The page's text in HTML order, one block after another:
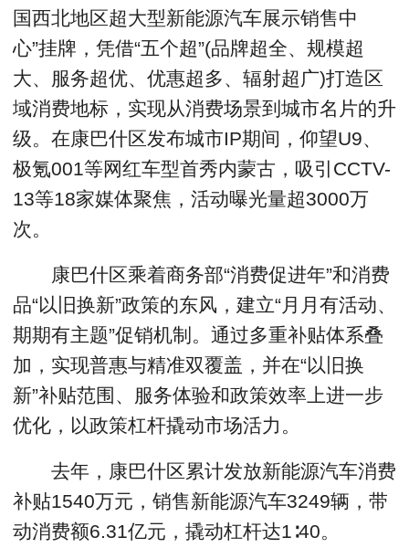
国西北地区超大型新能源汽车展示销售中
心”挂牌，凭借“五个超”(品牌超全、规模超
大、服务超优、优惠超多、辐射超广)打造区
域消费地标，实现从消费场景到城市名片的升
级。在康巴什区发布城市IP期间，仰望U9、
极氪001等网红车型首秀内蒙古，吸引CCTV-
13等18家媒体聚焦，活动曝光量超3000万
次。
康巴什区乘着商务部“消费促进年”和消费
品“以旧换新”政策的东风，建立“月月有活动、
期期有主题”促销机制。通过多重补贴体系叠
加，实现普惠与精准双覆盖，并在“以旧换
新”补贴范围、服务体验和政策效率上进一步
优化，以政策杠杆撬动市场活力。
去年，康巴什区累计发放新能源汽车消费
补贴1540万元，销售新能源汽车3249辆，带
动消费额6.31亿元，撬动杠杆达1∶40。